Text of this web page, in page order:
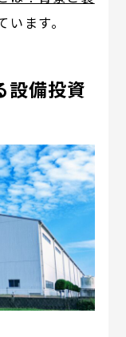
ます。
設備投資